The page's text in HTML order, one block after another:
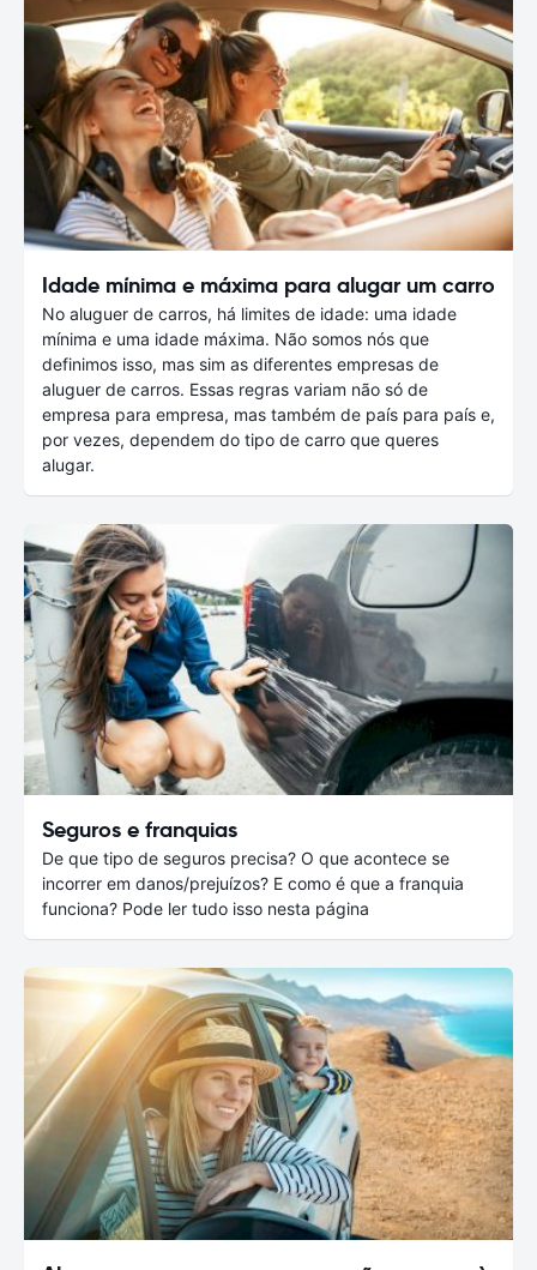
Idade mínima e máxima para alugar um carro
No aluguer de carros, há limites de idade: uma idade
mínima e uma idade máxima. Não somos nós que
definimos isso, mas sim as diferentes empresas de
aluguer de carros. Essas regras variam não só de
empresa para empresa, mas também de país para país e,
por vezes, dependem do tipo de carro que queres
alugar.
Seguros e franquias
De que tipo de seguros precisa? O que acontece se
incorrer em danos/prejuízos? E como é que a franquia
funciona? Pode ler tudo isso nesta página